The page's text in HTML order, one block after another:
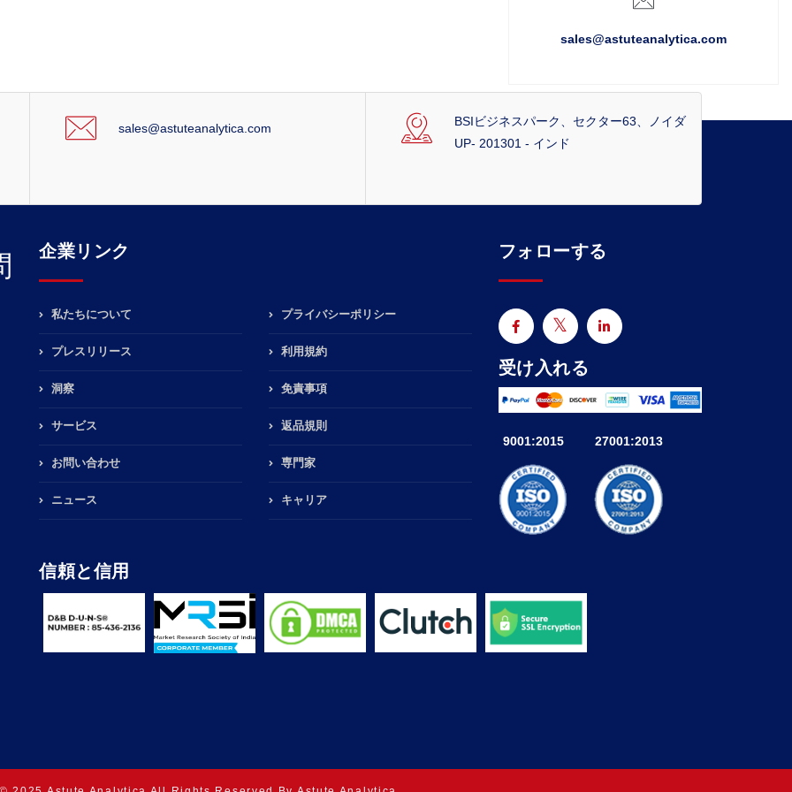
sales@astuteanalytica.com
sales@astuteanalytica.com
BSIビジネスパーク、セクター63、ノイダ
UP- 201301 - インド
企業リンク
私たちについて
プレスリリース
洞察
サービス
お問い合わせ
ニュース
プライバシーポリシー
利用規約
免責事項
返品規則
専門家
キャリア
フォローする
受け入れる
9001:2015 27001:2013
信頼と信用